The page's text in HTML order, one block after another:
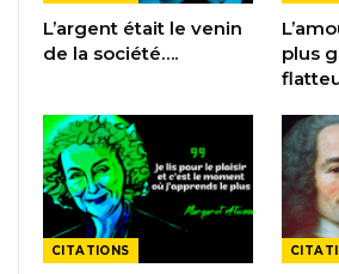
L’argent était le venin
de la société….
plus
CITATIONS